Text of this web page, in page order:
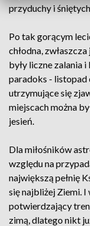
przyduchy i
Po tak gorącym
chłodna,
były liczne zalania
paradoks - listopad
utrzymujące się
miejscach można
jesień.
Dla miłośników
względu na
największą pełnię
się najbliżej Ziemi.
potwierdzający
zimą, dlatego nikt